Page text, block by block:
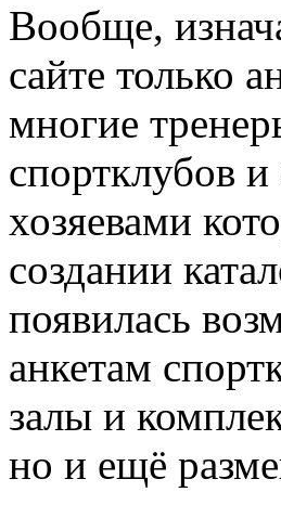
Вообще,
сайте только
многие
спортклубов
хозяевами
создании
появилась
анкетам
залы и
но и ещё